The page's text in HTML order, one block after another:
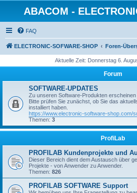
ABACOM -
FAQ
ELECTRONIC-SOFWARE-SHOP Foren-
Aktuelle Zeit: Donnerstag 6.
Forum
SOFTWARE-UPDATES
Zu unseren Software-Produkten erscheinen
Bitte prüfen Sie zunächst, ob Sie das
installiert haben.
https://www.electronic-software-shop.com/
Themen: 3
ProfiLab
PROFILAB Kundenprojekte und
Dieser Bereich dient dem Austausch über
Projekte - von Anwender zu Anwender.
Themen: 826
PROFILAB SOFTWARE Support